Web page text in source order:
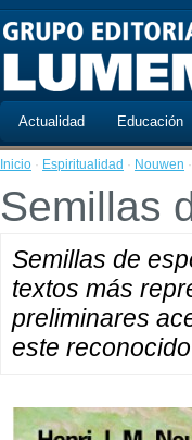
Actualidad Educación
Inicio · Espiritualidad · Nouwen ·
Semillas
Semillas de
textos más
preliminares
este